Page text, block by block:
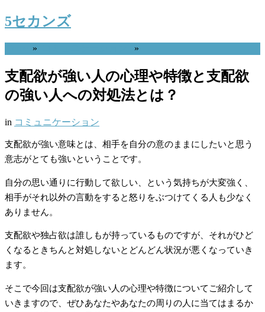
5セカンズ
» »
支配欲が強い人の心理や特徴と支配欲
の強い人への対処法とは？
in コミュニケーション
支配欲が強い意味とは、相手を自分の意のままにしたいと思う
意志がとても強いということです。
自分の思い通りに行動して欲しい、という気持ちが大変強く、
相手がそれ以外の言動をすると怒りをぶつけてくる人も少なく
ありません。
支配欲や独占欲は誰しもが持っているものですが、それがひど
くなるときちんと対処しないとどんどん状況が悪くなっていき
ます。
そこで今回は支配欲が強い人の心理や特徴についてご紹介して
いきますので、ぜひあなたやあなたの周りの人に当てはまるか